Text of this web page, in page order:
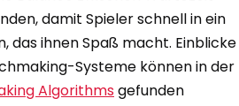
damit Spieler schnell in ein
das ihnen Spaß macht. Einblicke
Systeme können in der
Algorithmsgefunden